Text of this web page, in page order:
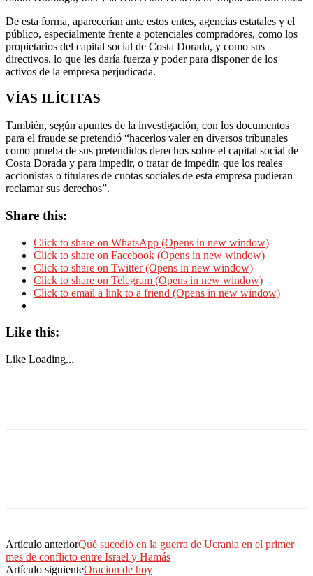
De esta forma, aparecerían ante estos entes, agencias estatales y el
público, especialmente frente a potenciales compradores, como los
propietarios del capital social de Costa Dorada, y como sus
directivos, lo que les daría fuerza y poder para disponer de los
activos de la empresa perjudicada.
VÍAS ILÍCITAS
También, según apuntes de la investigación, con los documentos
para el fraude se pretendió “hacerlos valer en diversos tribunales
como prueba de sus pretendidos derechos sobre el capital social de
Costa Dorada y para impedir, o tratar de impedir, que los reales
accionistas o titulares de cuotas sociales de esta empresa pudieran
reclamar sus derechos”.
Share this:
Click to share on WhatsApp (Opens in new window)
Click to share on Facebook (Opens in new window)
Click to share on Twitter (Opens in new window)
Click to share on Telegram (Opens in new window)
Click to email a link to a friend (Opens in new window)
Like this:
Like Loading...
Artículo anteriorQué sucedió en la guerra de Ucrania en el primer
mes de conflicto entre Israel y Hamás
Artículo siguienteOracion de hoy